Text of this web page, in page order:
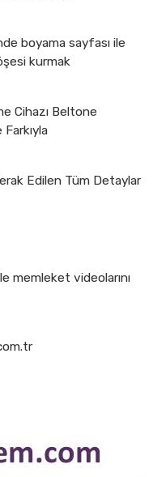
boyama sayfası ile
kurmak
Cihazı Beltone
Edilen Tüm Detaylar
memleket videolarını